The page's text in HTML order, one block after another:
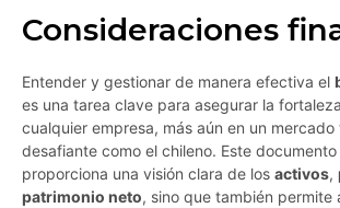
Consideraciones
Entender y gestionar de manera efectiva el
es una tarea clave para asegurar la
cualquier empresa, más aún en un
desafiante como el chileno. Este documento
proporciona una visión clara de los activos,
patrimonio neto, sino que también permite